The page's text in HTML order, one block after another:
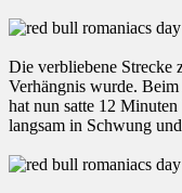
Die verbliebene Strecke
Verhängnis wurde.
hat nun satte 12
langsam in Schwung